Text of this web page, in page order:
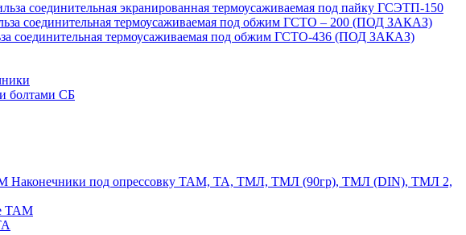
соединительная экранированная термоусаживаемая под пайку ГСЭТП-150
соединительная термоусаживаемая под обжим ГСТО – 200 (ПОД ЗАКАЗ)
соединительная термоусаживаемая под обжим ГСТО-436 (ПОД ЗАКАЗ)
болтами СБ
Наконечники под опрессовку ТАМ, ТА, ТМЛ, ТМЛ (90гр), ТМЛ (DIN), ТМЛ 2,
ТАМ